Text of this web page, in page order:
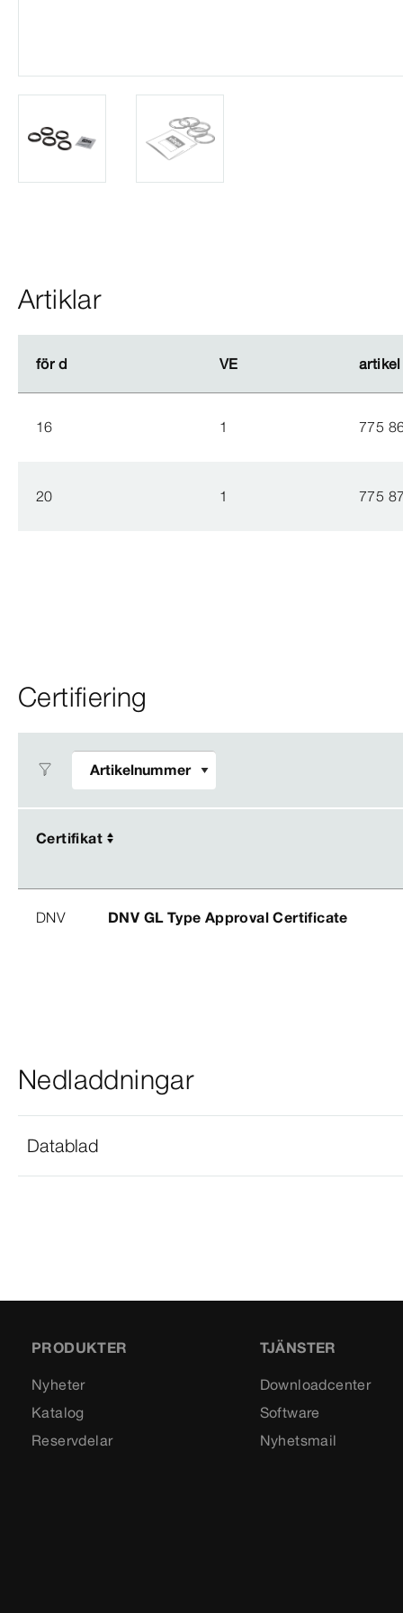
Artiklar
för d VE artikel
för d VE artikel
16 1 775
20 1 775
Certifiering
Certifikat
Certifikat
DNV DNV GL Type Approval Certificate
Nedladdningar
Datablad
PRODUKTER
Nyheter
Katalog
Reservdelar
TJÄNSTER
Downloadcenter
Software
Nyhetsmail